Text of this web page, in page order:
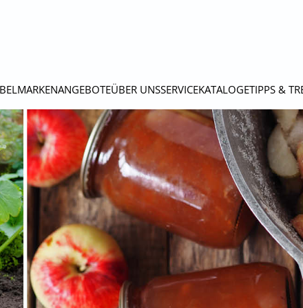
MARKENANGEBOTEÜBER UNSSERVICEKATALOGETIPPS &